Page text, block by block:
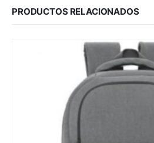
PRODUCTOS RELACIONADOS